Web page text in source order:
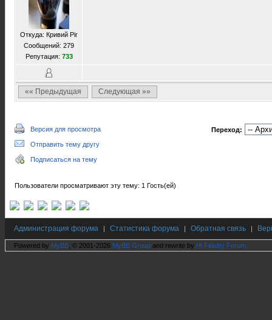
Откуда: Кривий Ріг
Сообщений: 279
Репутация: 733
«« Предыдущая Следующая »»
Версия для просмотра
Отправить тему другу
Подписаться на тему
Переход:
Пользователи просматривают эту тему: 1 Гость(ей)
Администрация форума | Статистика форума | Обратная связь |
Powered by MyBB , © 2001-2026 MyBB Group and rewrite by Hi Fidelity Forum